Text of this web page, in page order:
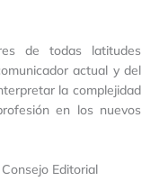
de todas latitudes
actual y del
la complejidad
en los nuevos
Consejo Editorial